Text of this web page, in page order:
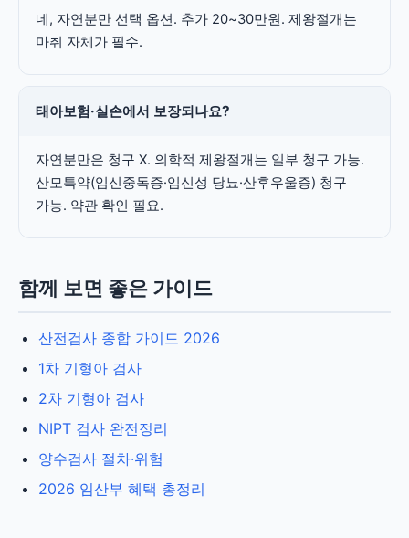
네, 자연분만 선택 옵션. 추가 20~30만원. 제왕절개는
마취 자체가 필수.
태아보험·실손에서 보장되나요?
자연분만은 청구 X. 의학적 제왕절개는 일부 청구 가능.
산모특약(임신중독증·임신성 당뇨·산후우울증) 청구
가능. 약관 확인 필요.
함께 보면 좋은 가이드
산전검사 종합 가이드 2026
1차 기형아 검사
2차 기형아 검사
NIPT 검사 완전정리
양수검사 절차·위험
2026 임산부 혜택 총정리